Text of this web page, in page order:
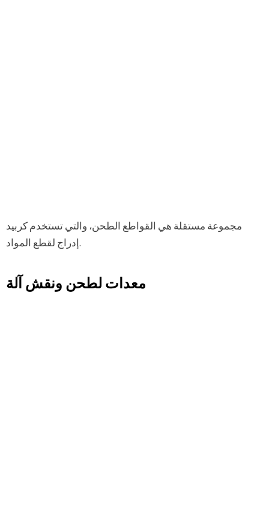
مجموعة مستقلة هي القواطع الطحن، والتي تستخدم كربيد
إدراج لقطع المواد.
معدات لطحن ونقش آلة